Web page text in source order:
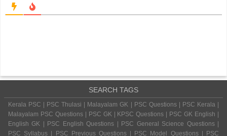
SEARCH TAGS
Kerala PSC | PSC Thulasi | Malayalam GK | PSC Questions | PSC Kerala |
Malayalam PSC Questions | PSC GK | KPSC Questions | PSC GK English |
English GK | PSC English Questions | PSC General Science Questions |
PSC Syllabus | PSC Previous Questions | PSC Model Questions | PSC